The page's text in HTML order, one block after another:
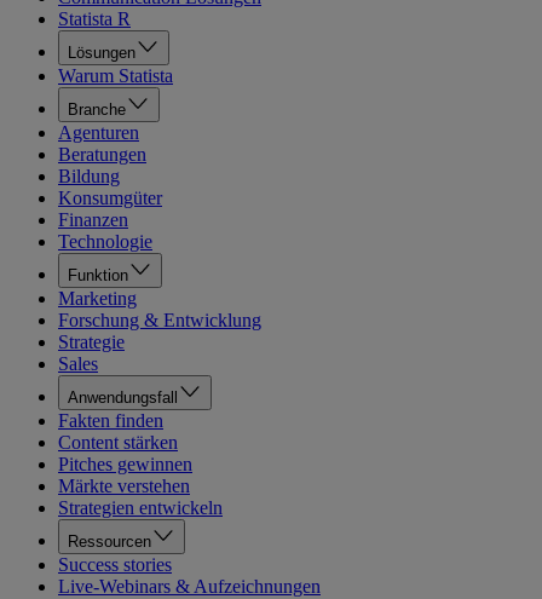
Statista R
Lösungen
Warum Statista
Branche
Agenturen
Beratungen
Bildung
Konsumgüter
Finanzen
Technologie
Funktion
Marketing
Forschung & Entwicklung
Strategie
Sales
Anwendungsfall
Fakten finden
Content stärken
Pitches gewinnen
Märkte verstehen
Strategien entwickeln
Ressourcen
Success stories
Live-Webinars & Aufzeichnungen